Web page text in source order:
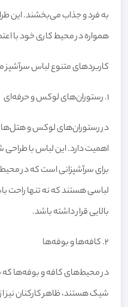
به فرد و جذاب می‌بخشند. این
همواره در محیط کاری خود با
کاربردهای متنوع لباس
1. رستوران‌های لوکس و حرفه‌ای
در رستوران‌های لوکس و
اهمیت دارد. این لباس با
برای سرآشپزانی است که در
لباسی هستند که نه تنها راحت
بالایی قرار داشته باشد.
2. کافه‌ها و بوفه‌ها
در محیط‌های کافه و بوفه‌ها که
شیک هستند، ظاهر کارکنان نیز